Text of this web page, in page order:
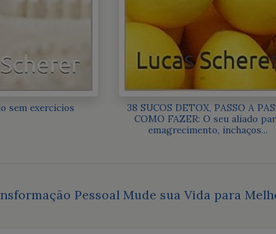
sem exercicios
38 SUCOS DETOX, PASSO A
COMO FAZER: O seu aliado
emagrecimento, inchaços...
Pessoal Mude sua Vida para